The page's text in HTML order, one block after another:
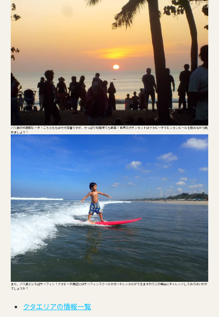
バリ島の代表的ビーチ！こちらももはや大定番ですが、やっぱり何度来ても最高！ 世界三大サンセットはクタビーチでビンタンビールを飲みながら眺
めましょう！
また、バリ島といえばサーフィン！クタビーチ周辺にはサーフィンスクールやボードレンタルができますのでこの機会にチャレンジしてみてはいかが
でしょうか？
クタエリアの情報一覧